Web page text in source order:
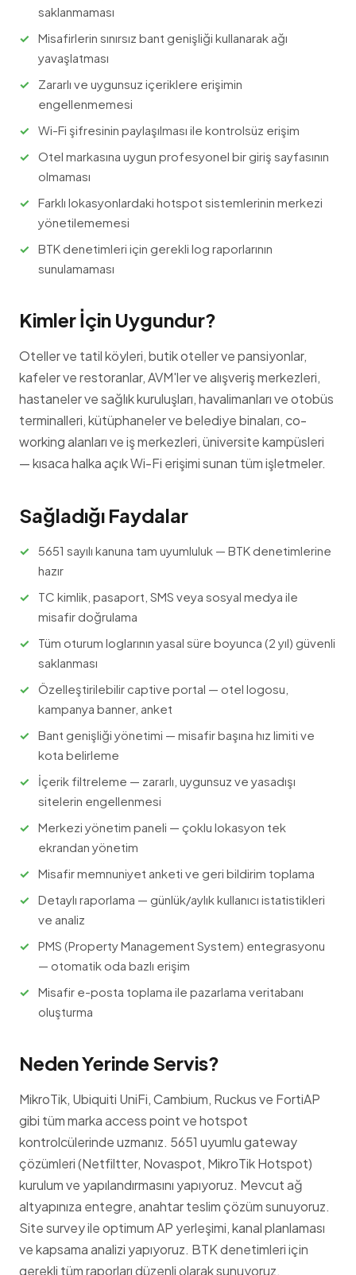
saklanmaması
Misafirlerin sınırsız bant genişliği kullanarak ağı
yavaşlatması
Zararlı ve uygunsuz içeriklere erişimin
engellenmemesi
Wi-Fi şifresinin paylaşılması ile kontrolsüz erişim
Otel markasına uygun profesyonel bir giriş sayfasının
olmaması
Farklı lokasyonlardaki hotspot sistemlerinin merkezi
yönetilememesi
BTK denetimleri için gerekli log raporlarının
sunulamaması
Kimler İçin Uygundur?
Oteller ve tatil köyleri, butik oteller ve pansiyonlar,
kafeler ve restoranlar, AVM'ler ve alışveriş merkezleri,
hastaneler ve sağlık kuruluşları, havalimanları ve otobüs
terminalleri, kütüphaneler ve belediye binaları, co-
working alanları ve iş merkezleri, üniversite kampüsleri
— kısaca halka açık Wi-Fi erişimi sunan tüm işletmeler.
Sağladığı Faydalar
5651 sayılı kanuna tam uyumluluk — BTK denetimlerine
hazır
TC kimlik, pasaport, SMS veya sosyal medya ile
misafir doğrulama
Tüm oturum loglarının yasal süre boyunca (2 yıl) güvenli
saklanması
Özelleştirilebilir captive portal — otel logosu,
kampanya banner, anket
Bant genişliği yönetimi — misafir başına hız limiti ve
kota belirleme
İçerik filtreleme — zararlı, uygunsuz ve yasadışı
sitelerin engellenmesi
Merkezi yönetim paneli — çoklu lokasyon tek
ekrandan yönetim
Misafir memnuniyet anketi ve geri bildirim toplama
Detaylı raporlama — günlük/aylık kullanıcı istatistikleri
ve analiz
PMS (Property Management System) entegrasyonu
— otomatik oda bazlı erişim
Misafir e-posta toplama ile pazarlama veritabanı
oluşturma
Neden Yerinde Servis?
MikroTik, Ubiquiti UniFi, Cambium, Ruckus ve FortiAP
gibi tüm marka access point ve hotspot
kontrolcülerinde uzmanız. 5651 uyumlu gateway
çözümleri (Netfiltter, Novaspot, MikroTik Hotspot)
kurulum ve yapılandırmasını yapıyoruz. Mevcut ağ
altyapınıza entegre, anahtar teslim çözüm sunuyoruz.
Site survey ile optimum AP yerleşimi, kanal planlaması
ve kapsama analizi yapıyoruz. BTK denetimleri için
gerekli tüm raporları düzenli olarak sunuyoruz.